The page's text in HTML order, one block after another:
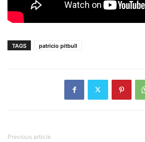
TAGS patricio pitbull
Previous article